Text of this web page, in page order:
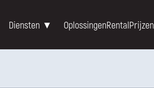
Diensten ▼ OplossingenRentalPrijzen